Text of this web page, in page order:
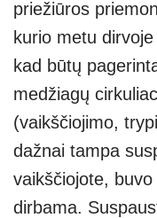
priežiūros
kurio metu
kad būtų
medžiagų
(vaikščiojimo,
dažnai tampa
vaikščiojote,
dirbama.